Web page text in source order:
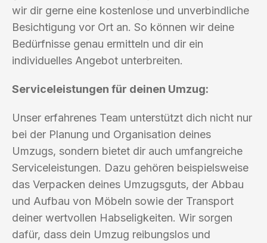
wir dir gerne eine kostenlose und unverbindliche
Besichtigung vor Ort an. So können wir deine
Bedürfnisse genau ermitteln und dir ein
individuelles Angebot unterbreiten.
Serviceleistungen für deinen Umzug:
Unser erfahrenes Team unterstützt dich nicht nur
bei der Planung und Organisation deines
Umzugs, sondern bietet dir auch umfangreiche
Serviceleistungen. Dazu gehören beispielsweise
das Verpacken deines Umzugsguts, der Abbau
und Aufbau von Möbeln sowie der Transport
deiner wertvollen Habseligkeiten. Wir sorgen
dafür, dass dein Umzug reibungslos und